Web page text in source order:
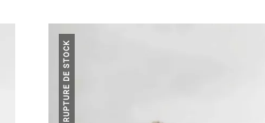
RUPTURE DE STOCK